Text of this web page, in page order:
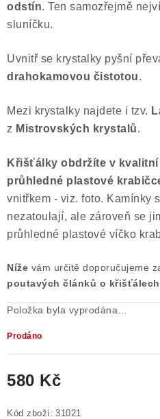
odstín. Ten samozřejmě
sluníčku.
Uvnitř se krystalky pyšní
drahokamovou čistotou.
Mezi krystalky najdete i tzv.
z Mistrovských krystalů.
Křišťálky obdržíte v kvalitní
průhledné plastové
vnitřkem - viz. foto. Kamínky
nezatoulají, ale zároveň se
průhledné plastové víčko
Níže vám určitě doporučujeme
poutavých článků o křišťálech
Položka byla vyprodána…
Prodáno
580 Kč
Kód zboží: 31021